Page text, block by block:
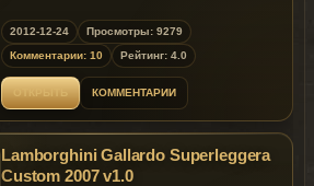
Replaces: any car
2012-12-24
Просмотры: 9279
Комментарии: 10
Рейтинг: 4.0
КОММЕНТАРИИ
Lamborghini Gallardo Superleggera
Custom 2007 v1.0